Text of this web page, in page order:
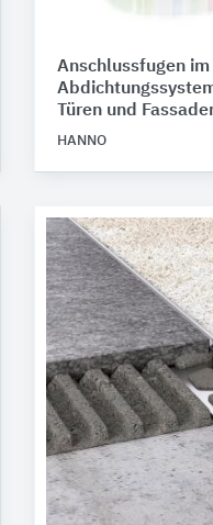
Anschlussfugen
Türen und
HANNO